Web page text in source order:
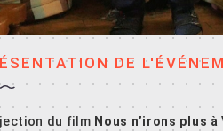
DE
du film Nous n’irons plus